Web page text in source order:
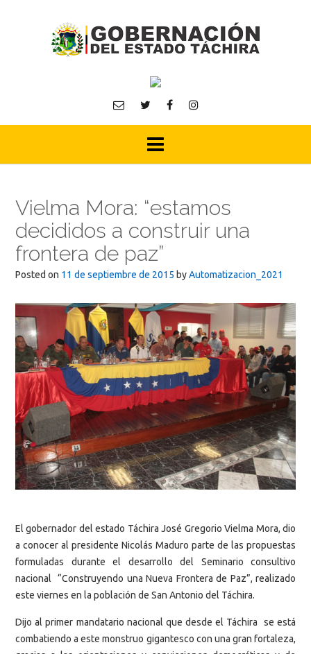
Vielma Mora: “estamos
decididos a construir una
frontera de paz”
Posted on 11 de septiembre de 2015 byAutomatizacion_2021
El gobernador del estado Táchira José Gregorio Vielma Mora, dio
a conocer al presidente Nicolás Maduro parte de las propuestas
formuladas durante el desarrollo del Seminario consultivo
nacional “Construyendo una Nueva Frontera de Paz”, realizado
este viernes en la población de San Antonio del Táchira.
Dijo al primer mandatario nacional que desde el Táchira se está
combatiendo a este monstruo gigantesco con una gran fortaleza,